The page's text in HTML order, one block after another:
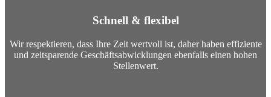
Schnell & flexibel
Wir respektieren, dass Ihre Zeit wertvoll ist, daher haben effiziente
und zeitsparende Geschäftsabwicklungen ebenfalls einen hohen
Stellenwert.